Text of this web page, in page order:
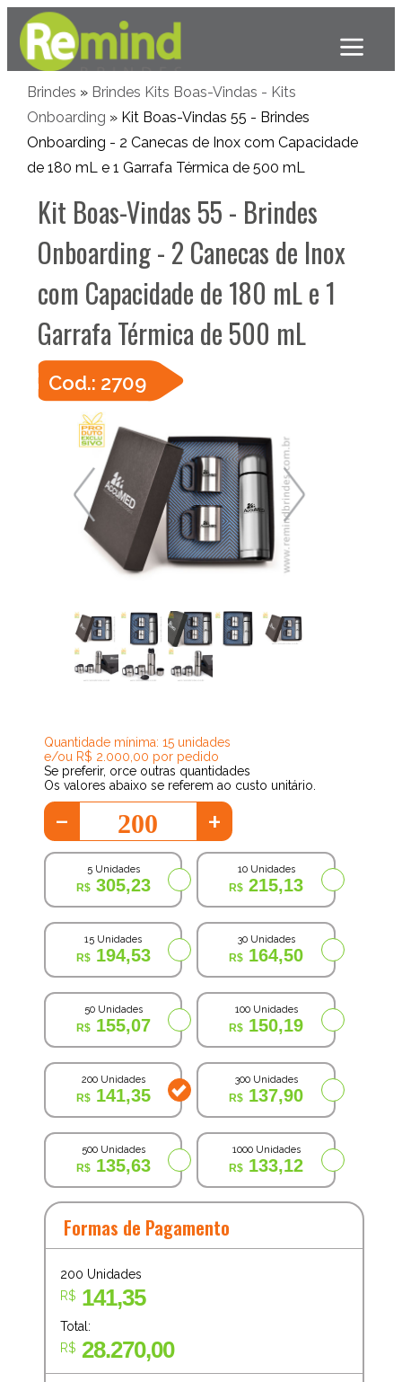
Brindes » Brindes Kits Boas-Vindas - Kits
Onboarding » Kit Boas-Vindas 55 - Brindes
Onboarding - 2 Canecas de Inox com Capacidade
de 180 mL e 1 Garrafa Térmica de 500 mL
Kit Boas-Vindas 55 - Brindes
Onboarding - 2 Canecas de Inox
com Capacidade de 180 mL e 1
Garrafa Térmica de 500 mL
Cod.: 2709
Quantidade mínima: 15 unidades
e/ou R$ 2.000,00 por pedido
Se preferir, orce outras quantidades
Os valores abaixo se referem ao custo unitário.
- +
5 Unidades
305,23
10 Unidades
215,13
15 Unidades
194,53
30 Unidades
164,50
50 Unidades
155,07
100 Unidades
150,19
200 Unidades
141,35
300 Unidades
137,90
500 Unidades
135,63
1000 Unidades
133,12
Formas de Pagamento
200 Unidades
R$ 141,35
Total:
R$ 28.270,00